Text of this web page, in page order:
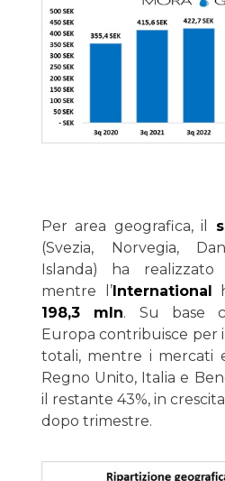
Per area geografica, il
(Svezia, Norvegia,
Islanda) ha realizzato
mentre l’International
198,3 mln. Su base
Europa contribuisce per
totali, mentre i mercati
Regno Unito, Italia e
il restante 43%, in
dopo trimestre.